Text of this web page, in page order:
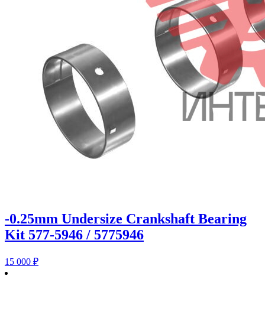
-0.25mm Undersize Crankshaft Bearing
Kit 577-5946 / 5775946
15 000 ₽